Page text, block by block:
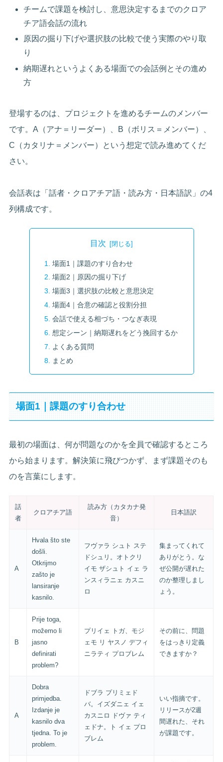
チームで課題を検討し、意思決定するまでのクロア
チア語会話の流れ
原因の掘り下げや選択肢の比較で使う実際のやり取
り
納期遅れというよくある場面での会話例とその進め
方
登場するのは、プロジェクトを進めるチームのメンバー
です。A（アナ＝リーダー）、B（ボリス＝メンバー）、
C（カタリナ＝メンバー）という想定で読み進めてくだ
さい。
会話表は「話者・クロアチア語・読み方・日本語訳」の4
列構成です。
目次
場面1｜課題のすり合わせ
場面2｜原因の掘り下げ
場面3｜選択肢の比較と意思決定
場面4｜合意の確認と役割分担
会話で使える相づち・つなぎ表現
想定シーン｜納期遅れをどう挽回するか
よくある質問
まとめ
場面1｜課題のすり合わせ
最初の場面は、何が問題なのかを全員で確認するところ
から始まります。解決策に飛びつかず、まず課題そのも
のを言葉にします。
話
者
クロアチア語
読み方（カタカナ発
音）
日本語訳
A
Hvala što ste
došli.
Otkrijmo
zašto je
lansiranje
kasnilo.
フヴァラ シュト ステ
ドシュリ。オトクリ
イモ ザシュト イェ ラ
ンスィラニェ カスニ
ロ
集まってくれて
ありがとう。な
ぜ公開が遅れた
のか整理しまし
ょう。
B
Prije toga,
možemo li
jasno
definirati
problem?
プリイェ トガ、モジ
ェモ リ ヤスノ デフィ
ニラティ プロブレム
その前に、問題
をはっきり定義
できますか？
A
Dobra
primjedba.
Izdanje je
kasnilo dva
tjedna. To je
problem.
ドブラ プリミェド
バ。イズダニェ イェ
カスニロ ドヴァ ティ
ェドナ。ト イェ プロ
ブレム
いい指摘です。
リリースが2週
間遅れた、それ
が課題です。